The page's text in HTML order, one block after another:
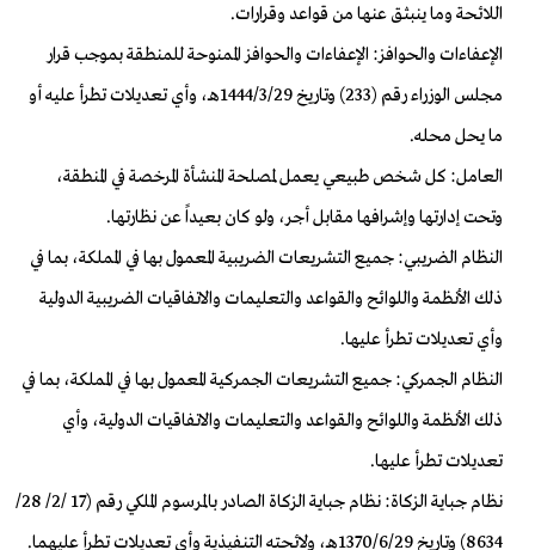
اللائحة وما ينبثق عنها من قواعد وقرارات.
الإعفاءات والحوافز: الإعفاءات والحوافز الممنوحة للمنطقة بموجب قرار
مجلس الوزراء رقم (233) وتاريخ 1444/3/29هـ، وأي تعديلات تطرأ عليه أو
ما يحل محله.
العامل: كل شخص طبيعي يعمل لمصلحة المنشأة المرخصة في المنطقة،
وتحت إدارتها وإشرافها مقابل أجر، ولو كان بعيداً عن نظارتها.
النظام الضريبي: جميع التشريعات الضريبية المعمول بها في المملكة، بما في
ذلك الأنظمة واللوائح والقواعد والتعليمات والاتفاقيات الضريبية الدولية
وأي تعديلات تطرأ عليها.
النظام الجمركي: جميع التشريعات الجمركية المعمول بها في المملكة، بما في
ذلك الأنظمة واللوائح والقواعد والتعليمات والاتفاقيات الدولية، وأي
تعديلات تطرأ عليها.
نظام جباية الزكاة: نظام جباية الزكاة الصادر بالمرسوم الملكي رقم (17 /2/ 28/
8634) وتاريخ 1370/6/29هـ، ولائحته التنفيذية وأي تعديلات تطرأ عليهما.